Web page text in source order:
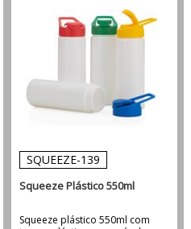
SQUEEZE-139
Squeeze Plástico 550ml
Squeeze plástico 550ml com